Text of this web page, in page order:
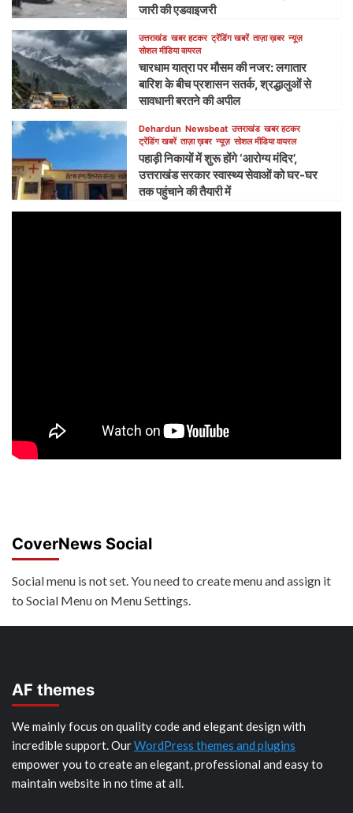
जारी की एडवाइजरी
उत्तराखंड खबर हटकर ट्रेंडिंग खबरें ताज़ा ख़बर न्यूज़
सोशल मीडिया वायरल
चारधाम यात्रा पर मौसम की नजर: लगातार
बारिश के बीच प्रशासन सतर्क, श्रद्धालुओं से
सावधानी बरतने की अपील
Dehardun Newsbeat उत्तराखंड खबर हटकर
ट्रेंडिंग खबरें ताज़ा ख़बर न्यूज़ सोशल मीडिया वायरल
पहाड़ी निकायों में शुरू होंगे ‘आरोग्य मंदिर’,
उत्तराखंड सरकार स्वास्थ्य सेवाओं को घर-घर
तक पहुंचाने की तैयारी में
CoverNews Social
Social menu is not set. You need to create menu and assign it
to Social Menu on Menu Settings.
AF themes
We mainly focus on quality code and elegant design with
incredible support. OurWordPress themes and plugins
empower you to create an elegant, professional and easy to
maintain website in no time at all.